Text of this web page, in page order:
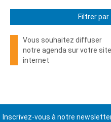
Filtrer
Vous souhaitez diffuser
notre agenda sur votre site
internet
Inscrivez-vous à notre